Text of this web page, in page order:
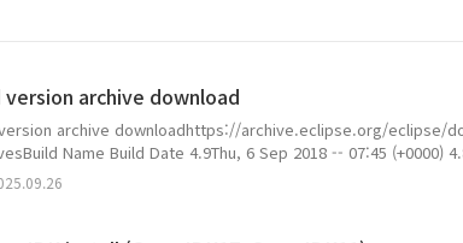
version archive download
archive downloadhttps://archive.eclipse.org/eclipse/
Name Build Date 4.9Thu, 6 Sep 2018 -- 07:45 (+0000)
30 Mar 2018 -- 06:40 (+0000) 4.7.3Thu, 1 Mar 2018 --
(+0000) 4.7.1aMon, 9 Oct 2017 -- 04:10 (+0000)